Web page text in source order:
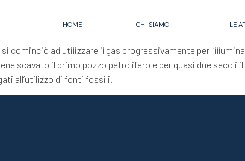
HOME CHI SIAMO LE
si cominciò ad utilizzare il gas progressivamente per
scavato il primo pozzo petrolifero e per quasi due secoli
all’utilizzo di fonti fossili.